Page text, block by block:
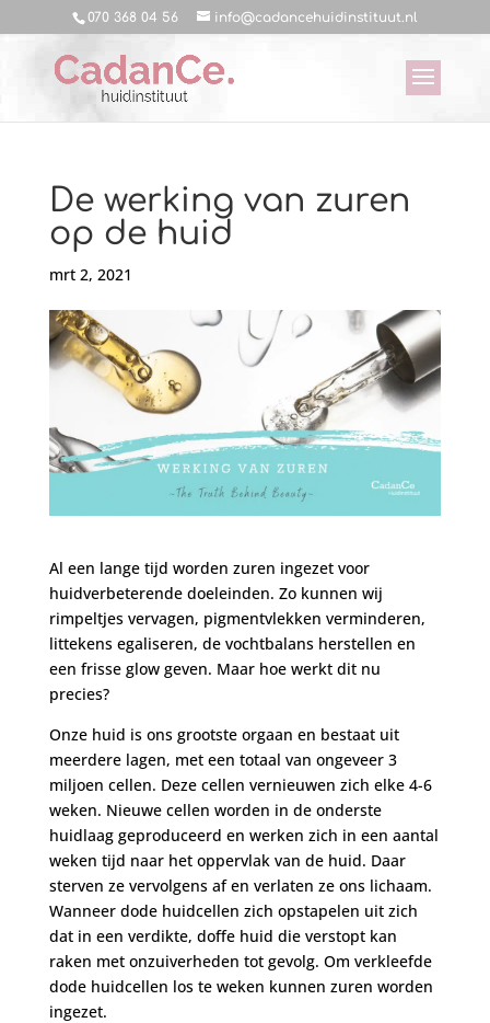
070 368 04 56 info@cadancehuidinstituut.nl
De werking van zuren
op de huid
mrt 2, 2021
Al een lange tijd worden zuren ingezet voor
huidverbeterende doeleinden. Zo kunnen wij
rimpeltjes vervagen, pigmentvlekken verminderen,
littekens egaliseren, de vochtbalans herstellen en
een frisse glow geven. Maar hoe werkt dit nu
precies?
Onze huid is ons grootste orgaan en bestaat uit
meerdere lagen, met een totaal van ongeveer 3
miljoen cellen. Deze cellen vernieuwen zich elke 4-6
weken. Nieuwe cellen worden in de onderste
huidlaag geproduceerd en werken zich in een aantal
weken tijd naar het oppervlak van de huid. Daar
sterven ze vervolgens af en verlaten ze ons lichaam.
Wanneer dode huidcellen zich opstapelen uit zich
dat in een verdikte, doffe huid die verstopt kan
raken met onzuiverheden tot gevolg. Om verkleefde
dode huidcellen los te weken kunnen zuren worden
ingezet.